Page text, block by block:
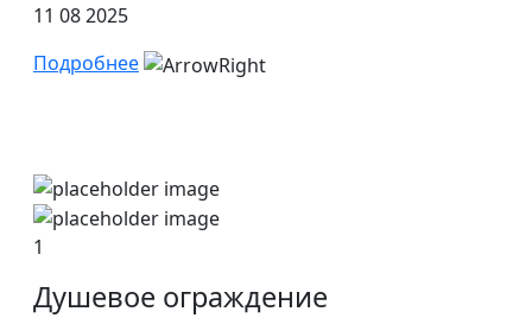
11 08 2025
Подробнее
1
Душевое ограждение